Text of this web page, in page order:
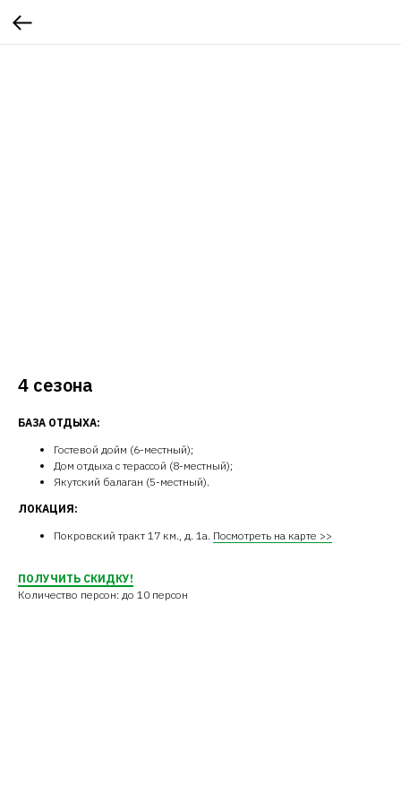
4 сезона
БАЗА ОТДЫХА:
Гостевой дойм (6-местный);
Дом отдыха с терассой (8-местный);
Якутский балаган (5-местный).
ЛОКАЦИЯ:
Покровский тракт 17 км., д. 1а. Посмотреть на карте >>
ПОЛУЧИТЬ СКИДКУ!
Количество персон: до 10 персон